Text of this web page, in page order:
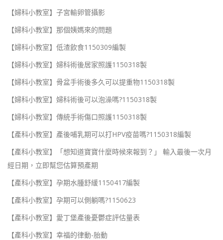
【婦科小教室】子宮輸卵管攝影
【婦科小教室】那個姨媽來的問題
【婦科小教室】低渣飲食1150309編製
【婦科小教室】婦科術後居家照護1150318製
【婦科小教室】骨盆手術後多久可以提重物1150318製
【婦科小教室】婦科術後可以泡澡嗎?1150318製
【婦科小教室】傳統手術傷口照護1150318製
【產科小教室】產後哺乳期可以打HPV疫苗嗎?1150318編製
【產科小教室】「想知道寶寶什麼時候來報到？」 輸入最後一次月
經日期，立即幫您估算預產期
【產科小教室】孕期水腫舒緩1150417編製
【產科小教室】孕期可以側躺嗎?1150623
【產科小教室】愛丁堡產後憂鬱症評估量表
【產科小教室】幸福的律動-胎動